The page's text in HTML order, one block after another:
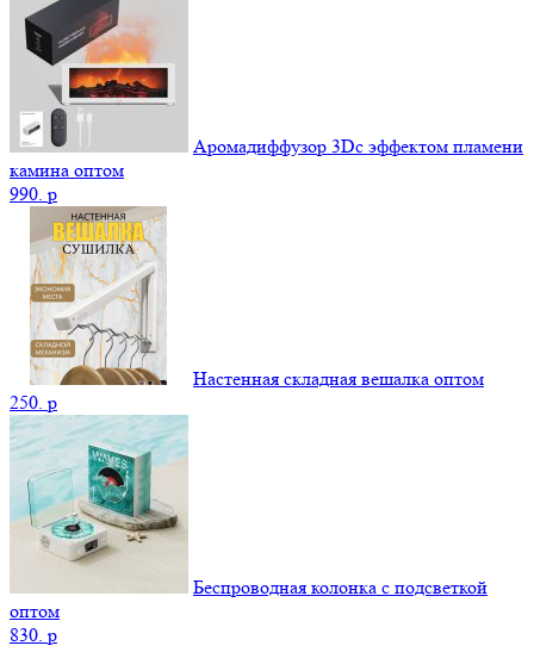
Аромадиффузор 3Dс эффектом пламени
камина оптом
990. p
Настенная складная вешалка оптом
250. p
Беспроводная колонка с подсветкой
оптом
830. p